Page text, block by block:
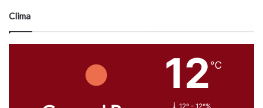
Clima
12 ℃
12º - 12º%